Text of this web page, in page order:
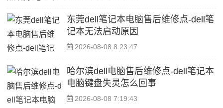
东莞dell笔记本电脑售后维修点-dell笔
记本无法启动原因
2026-08-08 8:23:47
哈尔滨dell电脑售后维修点-dell笔记本
电脑键盘失灵怎么回事
2026-08-08 7:19:43